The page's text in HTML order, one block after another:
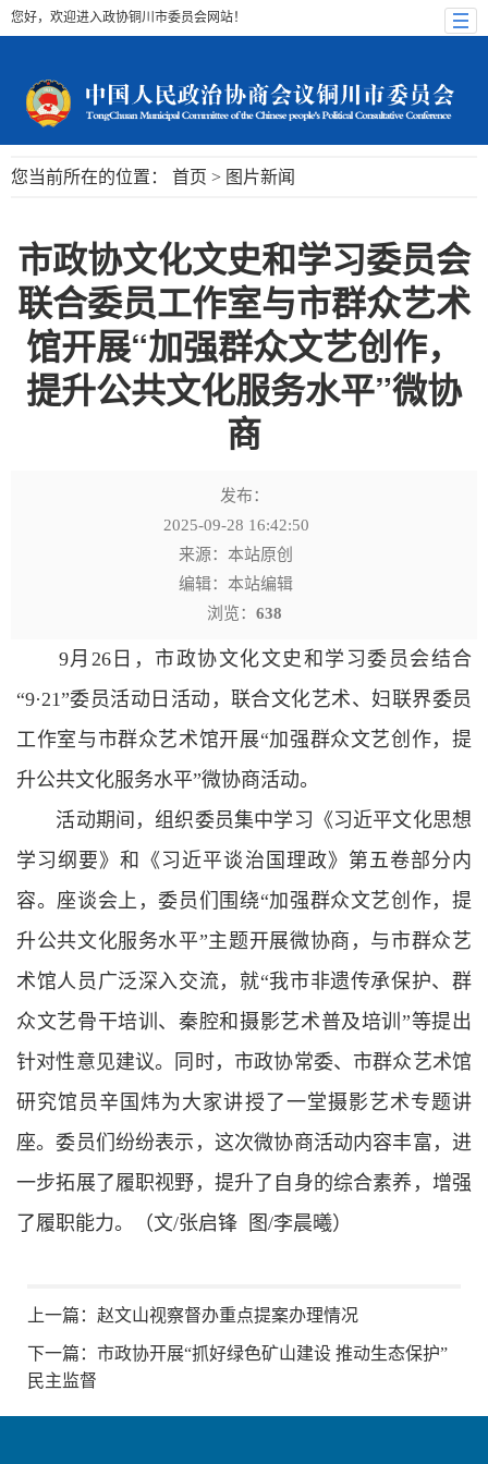
您好，欢迎进入政协铜川市委员会网站！
您当前所在的位置： 首页 > 图片新闻
市政协文化文史和学习委员会
联合委员工作室与市群众艺术
馆开展“加强群众文艺创作，
提升公共文化服务水平”微协
商
发布：
2025-09-28 16:42:50
来源：本站原创
编辑：本站编辑
浏览： 638
9月26日，市政协文化文史和学习委员会结合
“9·21”委员活动日活动，联合文化艺术、妇联界委员
工作室与市群众艺术馆开展“加强群众文艺创作，提
升公共文化服务水平”微协商活动。
活动期间，组织委员集中学习《习近平文化思想
学习纲要》和《习近平谈治国理政》第五卷部分内
容。座谈会上，委员们围绕“加强群众文艺创作，提
升公共文化服务水平”主题开展微协商，与市群众艺
术馆人员广泛深入交流，就“我市非遗传承保护、群
众文艺骨干培训、秦腔和摄影艺术普及培训”等提出
针对性意见建议。同时，市政协常委、市群众艺术馆
研究馆员辛国炜为大家讲授了一堂摄影艺术专题讲
座。委员们纷纷表示，这次微协商活动内容丰富，进
一步拓展了履职视野，提升了自身的综合素养，增强
了履职能力。（文/张启锋 图/李晨曦）
上一篇： 赵文山视察督办重点提案办理情况
下一篇： 市政协开展“抓好绿色矿山建设 推动生态保护”
民主监督